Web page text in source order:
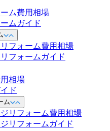
ム費用相場
ムガイド
フォーム費用相場
フォームガイド
相場
ド
ム
リフォーム費用相場
リフォームガイド